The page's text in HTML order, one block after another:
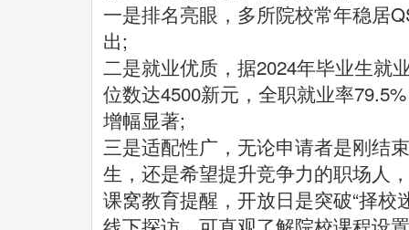
一是排名亮眼，多所院校常年稳居
出;
二是就业优质，据2024年毕业生就
位数达4500新元，全职就业率
增幅显著;
三是适配性广，无论申请者是刚结
生，还是希望提升竞争力的职场人
课窝教育提醒，开放日是突破“择